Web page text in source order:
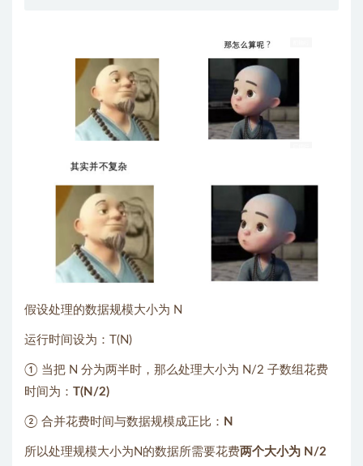
假设处理的数据规模大小为 N
运行时间设为：T(N)
① 当把 N 分为两半时，那么处理大小为 N/2 子数组花费
时间为： T(N/2)
② 合并花费时间与数据规模成正比： N
所以处理规模大小为N的数据所需要花费两个大小为 N/2